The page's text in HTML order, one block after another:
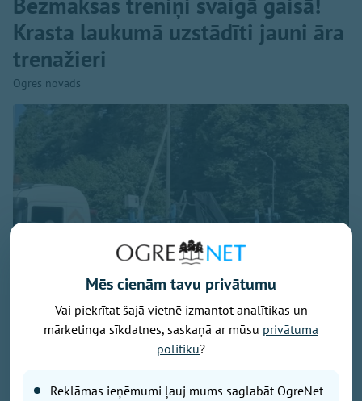
Krasta laukumā uzstādīti jauni āra
trenažieri
Ogres novads
laukumā ikvienam būs iespēja bez maksas izmēģināt
Mēs cienām tavu privātumu
Vai piekrītat šajā vietnē izmantot analītikas un
mārketinga sīkdatnes, saskaņā ar mūsu privātuma
politiku?
Reklāmas ieņēmumi ļauj mums saglabāt OgreNet